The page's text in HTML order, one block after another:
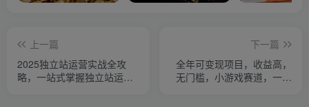
上一篇
2025独立站运营实战全攻
略，一站式掌握独立站运营
下一篇
全年可变现项目，收益高，
无门槛，小游戏赛道，一天